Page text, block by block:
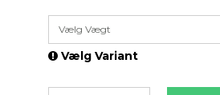
Vælg Vægt
Vælg Variant